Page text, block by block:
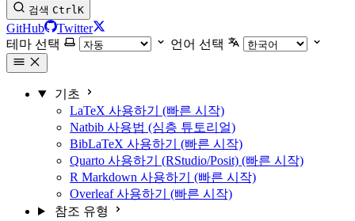
검색 CtrlK
GitHub
Twitter
테마 선택
언어 선택
기초
LaTeX 사용하기 (빠른 시작)
Natbib 사용법 (심층 튜토리얼)
BibLaTeX 사용하기 (빠른 시작)
Quarto 사용하기 (RStudio/Posit) (빠른 시작)
R Markdown 사용하기 (빠른 시작)
Overleaf 사용하기 (빠른 시작)
참조 유형